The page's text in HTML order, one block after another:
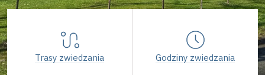
Trasy zwiedzania Godziny zwiedzania